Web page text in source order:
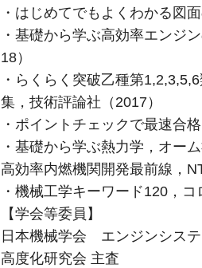
・はじめてでもよくわかる図
・基礎から学ぶ高効率エンジ
18）
・らくらく突破乙種第
集，技術評論社（2017）
・ポイントチェックで最速合
・基礎から学ぶ熱力学，オー
高効率内燃機関開発最前線，
・機械工学キーワード120，
【学会等委員】
日本機械学会 エンジンシス
高度化研究会 主査